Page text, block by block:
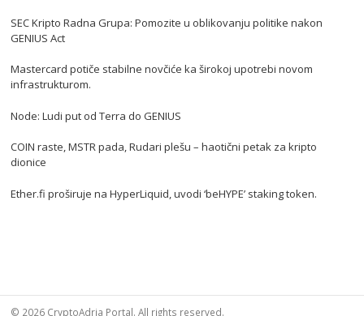
SEC Kripto Radna Grupa: Pomozite u oblikovanju politike nakon
GENIUS Act
Mastercard potiče stabilne novčiće ka širokoj upotrebi novom
infrastrukturom.
Node: Ludi put od Terra do GENIUS
COIN raste, MSTR pada, Rudari plešu – haotični petak za kripto
dionice
Ether.fi proširuje na HyperLiquid, uvodi ‘beHYPE’ staking token.
© 2026 CryptoAdria Portal. All rights reserved.